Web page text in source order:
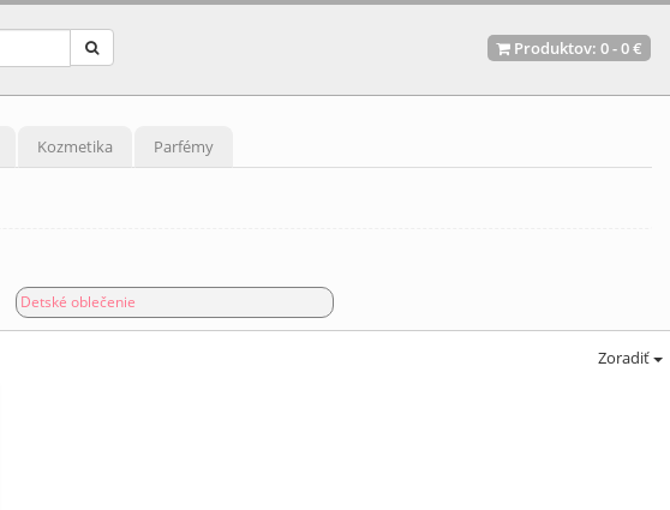
Produktov: 0-0 €
Kozmetika Parfémy
Detské oblečenie
Zoradiť